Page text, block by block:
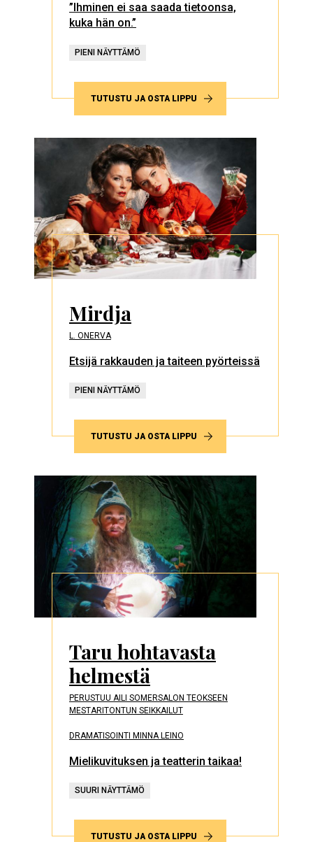
”Ihminen ei saa saada tietoonsa,
kuka hän on.”
PIENI NÄYTTÄMÖ
TUTUSTU JA OSTA LIPPU
Mirdja
L. ONERVA
Etsijä rakkauden ja taiteen pyörteissä
PIENI NÄYTTÄMÖ
TUTUSTU JA OSTA LIPPU
Taru hohtavasta
helmestä
PERUSTUU AILI SOMERSALON TEOKSEEN
MESTARITONTUN SEIKKAILUT
DRAMATISOINTI MINNA LEINO
Mielikuvituksen ja teatterin taikaa!
SUURI NÄYTTÄMÖ
TUTUSTU JA OSTA LIPPU